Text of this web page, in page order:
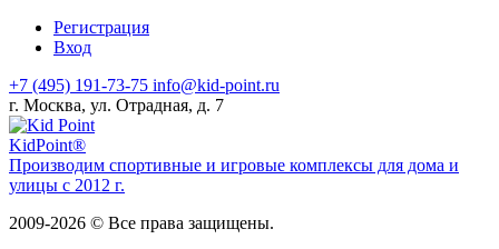
Регистрация
Вход
+7 (495) 191-73-75 info@kid-point.ru
г. Москва, ул. Отрадная, д. 7
KidPoint®
Производим спортивные и игровые комплексы для дома и
улицы с 2012 г.
2009-2026 © Все права защищены.